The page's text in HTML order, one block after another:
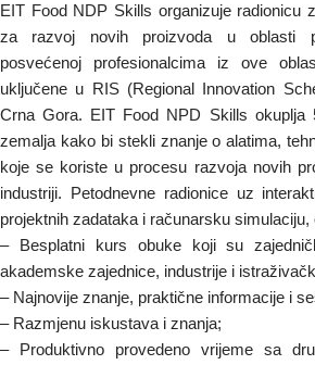
EIT Food NDP Skills organizuje radionicu
za razvoj novih proizvoda u oblasti
posvećenoj profesionalcima iz ove
uključene u RIS (Regional Innovation
Crna Gora. EIT Food NPD Skills okuplja
zemalja kako bi stekli znanje o alatima,
koje se koriste u procesu razvoja novih
industriji. Petodnevne radionice uz
projektnih zadataka i računarsku simulaciju,
– Besplatni kurs obuke koji su
akademske zajednice, industrije i
– Najnovije znanje, praktične informacije i
– Razmjenu iskustava i znanja;
– Produktivno provedeno vrijeme sa